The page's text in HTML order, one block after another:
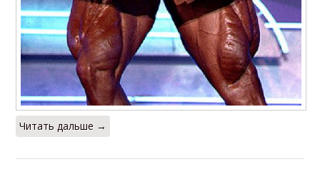
Читать дальше →